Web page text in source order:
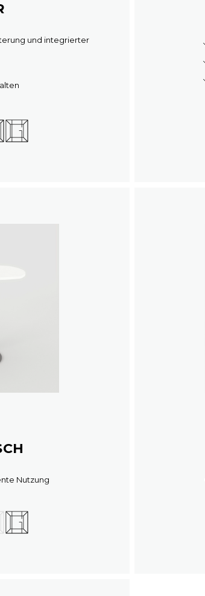
und integrierter
Nutzung